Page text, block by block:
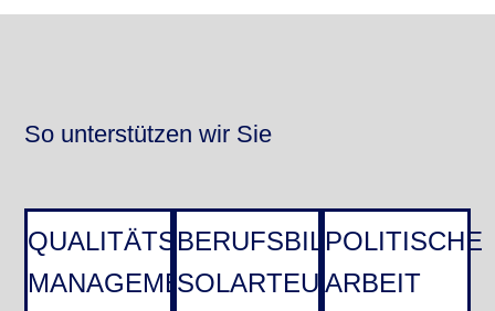
So unterstützen wir Sie
QUALITÄTS-
MANAGEMENT
BERUFSBILD
SOLARTEUR
POLITISCHE
ARBEIT